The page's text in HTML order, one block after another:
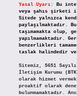
Yasal Uyarı:
Bu
veya şahıs şirketi
Sitede yalnızca
paylaşılmaktadır.
taşımamakta olup,
yapılmamaktadır.
benzerlikleri
taslak halindedir
Sitemiz, 5651
İletişim Kurumu
olarak hizmet
proaktif olarak
bulunmamaktadır.